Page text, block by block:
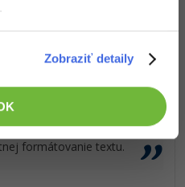
Zobraziť detaily
možné spôsoby
plátna a potom
formátovanie textu.